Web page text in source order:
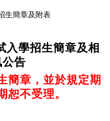
生簡章及附表
入學招生簡章及相
公告
簡章，並於規定期
恕不受理。